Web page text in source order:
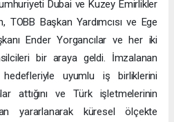
Dubai ve Kuzey Emirlikler
TOBB Başkan Yardımcısı ve Ege
Ender Yorgancılar ve her iki
bir araya geldi. İmzalanan
hedefleriyle uyumlu iş birliklerini
attığını ve Türk işletmelerinin
yararlanarak küresel ölçekte